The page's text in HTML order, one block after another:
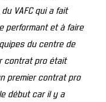
VAFC qui a fait
performant et à faire
du centre de
contrat pro était
premier contrat pro
début car il y a